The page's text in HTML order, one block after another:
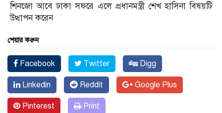
শিনজো আবে ঢাকা সফরে এলে প্রধানমন্ত্রী শেখ হাসিনা বিষয়টি
উত্থাপন করেন
শেয়ার করুন
Facebook Twitter Digg
Linkedin Reddit Google Plus
Pinterest Print